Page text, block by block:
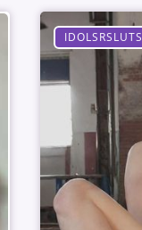
IDOLSRSLUTS